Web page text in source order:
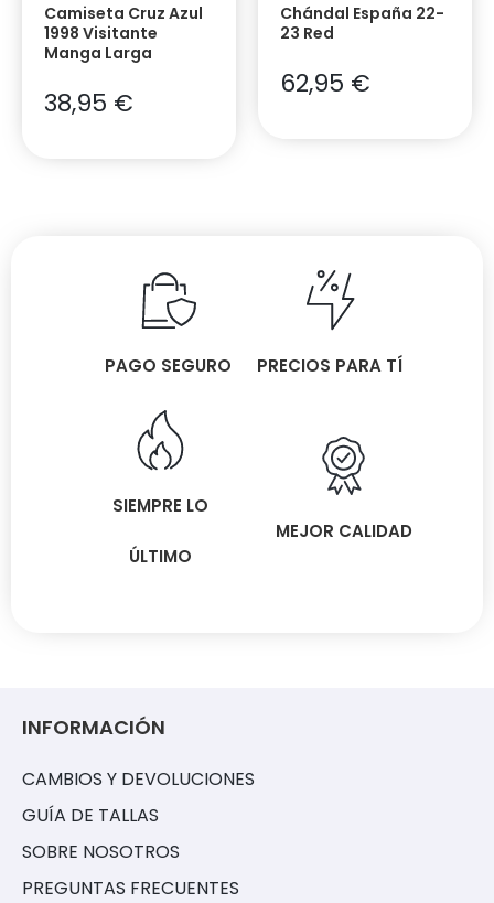
Camiseta Cruz Azul
1998 Visitante
Manga Larga
38,95 €
Chándal España 22-
23 Red
62,95 €
PAGO SEGURO PRECIOS PARA TÍ
SIEMPRE LO
ÚLTIMO
MEJOR CALIDAD
INFORMACIÓN
CAMBIOS Y DEVOLUCIONES
GUÍA DE TALLAS
SOBRE NOSOTROS
PREGUNTAS FRECUENTES